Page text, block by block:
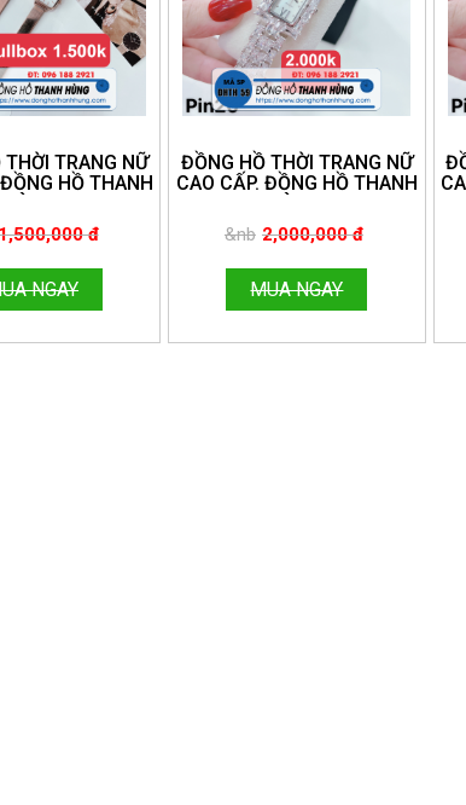
TRANG NỮ
HỒ THANH
đ
NGAY
ĐỒNG HỒ THỜI TRANG NỮ
CAO CẤP. ĐỒNG HỒ THANH
HOTLINE:096.188.2921
&nb 2,000,000 đ
MUA NGAY